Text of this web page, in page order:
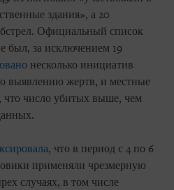
здания», а 20
Официальный список
был, за исключением 19
несколько инициатив
выявлению жертв, и местные
, что число убитых выше, чем
, что в период с 4 по 6
применяли чрезмерную
случаях, в том числе